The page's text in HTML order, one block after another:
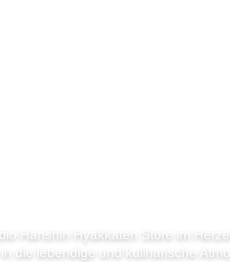
Hanshin Hyakkaten Store im
die lebendige und kulinarische